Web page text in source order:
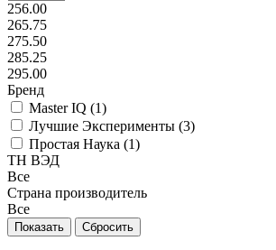
256.00
265.75
275.50
285.25
295.00
Бренд
Master IQ (1)
Лучшие Эксперименты (3)
Простая Наука (1)
ТН ВЭД
Все
Страна производитель
Все